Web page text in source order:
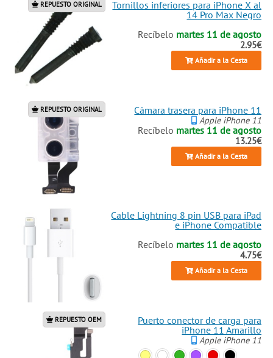
REPUESTO ORIGINAL
Tornillos inferiores para iPhone X al
14 Pro Max Negro
Recíbelo martes 11 de agosto
2.95€
Añadir a la Cesta
REPUESTO ORIGINAL Cámara trasera para iPhone 11
Apple iPhone 11
Recíbelo martes 11 de agosto
13.25€
Añadir a la Cesta
Cable Lightning 8 pin USB para iPad
e iPhone Compatible
Recíbelo martes 11 de agosto
4.75€
Añadir a la Cesta
REPUESTO OEM
Puerto conector de carga para
iPhone 11 Amarillo
Apple iPhone 11